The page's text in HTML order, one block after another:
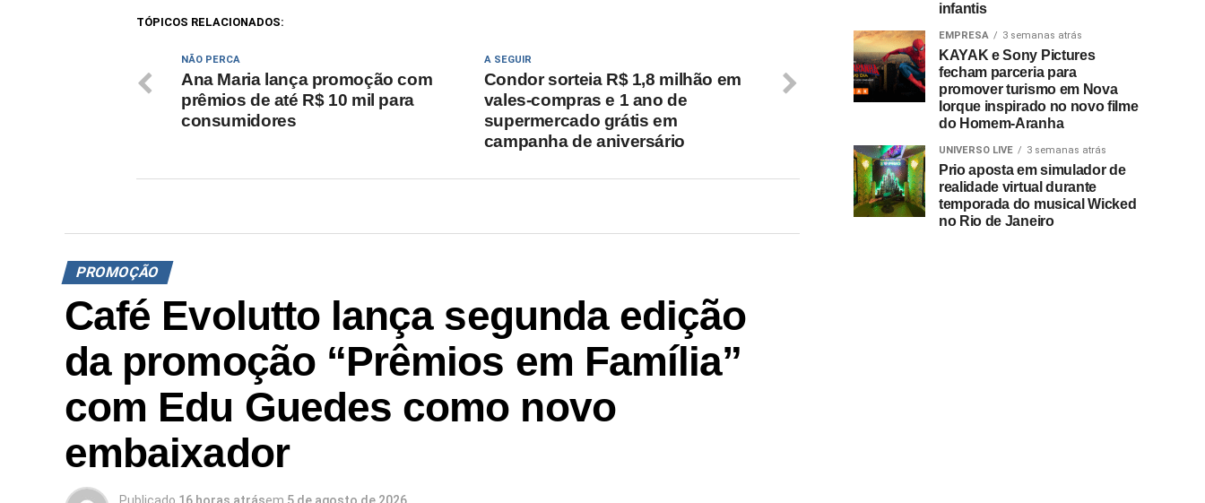
TÓPICOS RELACIONADOS:
A SEGUIR
Condor sorteia R$ 1,8 milhão em
vales-compras e 1 ano de
supermercado grátis em
campanha de aniversário
NÃO PERCA
Ana Maria lança promoção com
prêmios de até R$ 10 mil para
consumidores
PROMOÇÃO
Café Evolutto lança segunda edição
da promoção “Prêmios em Família”
com Edu Guedes como novo
embaixador
infantis
EMPRESA 3 semanas atrás
KAYAK e Sony Pictures
fecham parceria para
promover turismo em Nova
Iorque inspirado no novo filme
do Homem-Aranha
UNIVERSO LIVE 3 semanas atrás
Prio aposta em simulador de
realidade virtual durante
temporada do musical Wicked
no Rio de Janeiro